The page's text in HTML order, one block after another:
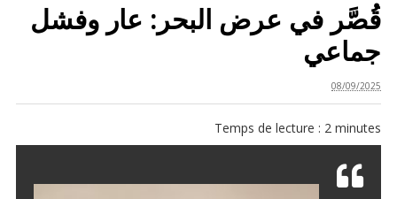
قُصَّر في عرض البحر: عار وفشل
جماعي
08/09/2025
Temps de lecture : 2 minutes